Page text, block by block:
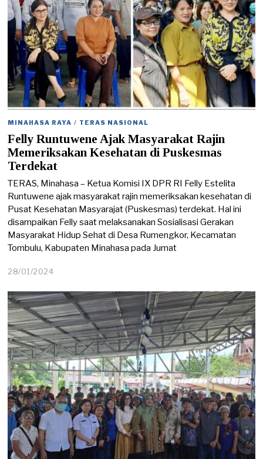
MINAHASA RAYA / TERAS NASIONAL
Felly Runtuwene Ajak Masyarakat Rajin
Memeriksakan Kesehatan di Puskesmas
Terdekat
TERAS, Minahasa – Ketua Komisi IX DPR RI Felly Estelita
Runtuwene ajak masyarakat rajin memeriksakan kesehatan di
Pusat Kesehatan Masyarajat (Puskesmas) terdekat. Hal ini
disampaikan Felly saat melaksanakan Sosialisasi Gerakan
Masyarakat Hidup Sehat di Desa Rumengkor, Kecamatan
Tombulu, Kabupaten Minahasa pada Jumat
28/01/2024
/
0
1
/
2
0
2
4